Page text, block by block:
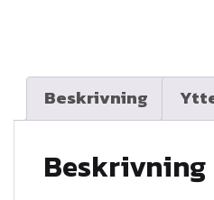
Beskrivning
Beskrivning